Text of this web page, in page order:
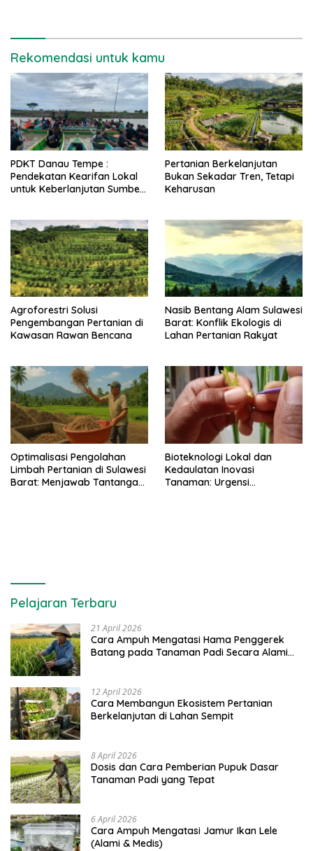
Rekomendasi untuk kamu
PDKT Danau Tempe :
Pendekatan Kearifan Lokal
untuk Keberlanjutan Sumber
Pertanian Berkelanjutan
Bukan Sekadar Tren, Tetapi
Keharusan
Agroforestri Solusi
Pengembangan Pertanian di
Kawasan Rawan Bencana
Nasib Bentang Alam Sulawesi
Barat: Konflik Ekologis di
Lahan Pertanian Rakyat
Optimalisasi Pengolahan
Limbah Pertanian di Sulawesi
Barat: Menjawab Tantangan,
Bioteknologi Lokal dan
Kedaulatan Inovasi
Tanaman: Urgensi
Pelajaran Terbaru
21 April 2026
Cara Ampuh Mengatasi Hama Penggerek
Batang pada Tanaman Padi Secara Alami
12 April 2026
Cara Membangun Ekosistem Pertanian
Berkelanjutan di Lahan Sempit
8 April 2026
Dosis dan Cara Pemberian Pupuk Dasar
Tanaman Padi yang Tepat
6 April 2026
Cara Ampuh Mengatasi Jamur Ikan Lele
(Alami & Medis)